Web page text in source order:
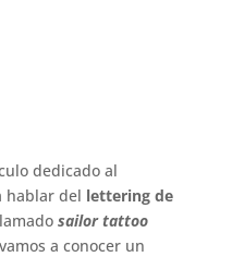
dedicado al
hablar del lettering de
sailor tattoo
a conocer un